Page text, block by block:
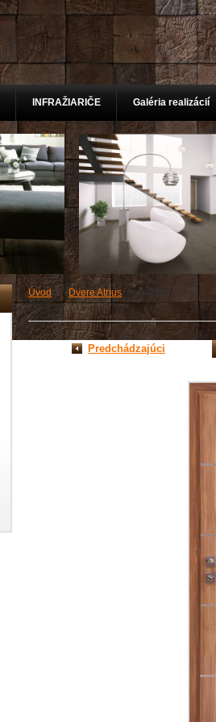
Úvod > Dvere Atrius > A-4.jpg
Predchádzajúci
INFRAŽIARIČE Galéria realizácií